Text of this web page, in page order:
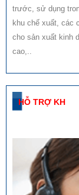
trước, sử dụng
khu chế xuất, các
cho sản xuất kinh
cao,..
HỖ TRỢ KH